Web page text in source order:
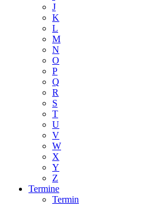
J
K
L
M
N
O
P
Q
R
S
T
U
V
W
X
Y
Z
Termine
Termin